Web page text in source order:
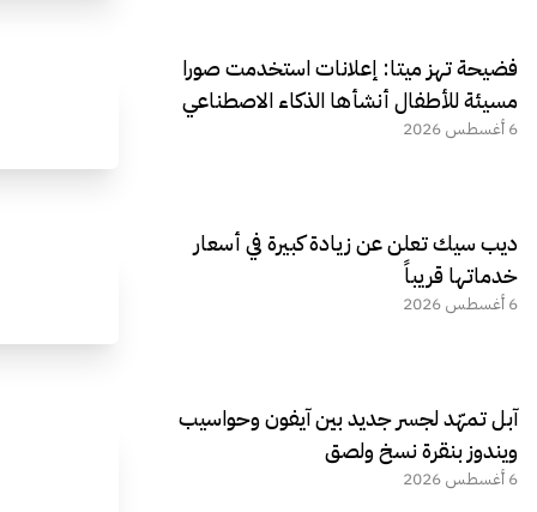
فضيحة تهز ميتا: إعلانات استخدمت صورا
مسيئة للأطفال أنشأها الذكاء الاصطناعي
6 أغسطس 2026
ديب سيك تعلن عن زيادة كبيرة في أسعار
خدماتها قريباً
6 أغسطس 2026
آبل تمهّد لجسر جديد بين آيفون وحواسيب
ويندوز بنقرة نسخ ولصق
6 أغسطس 2026